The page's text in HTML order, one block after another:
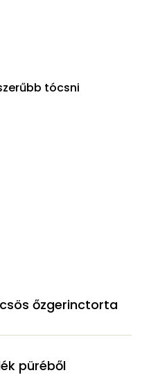
tócsni
őzgerinctorta
püréből